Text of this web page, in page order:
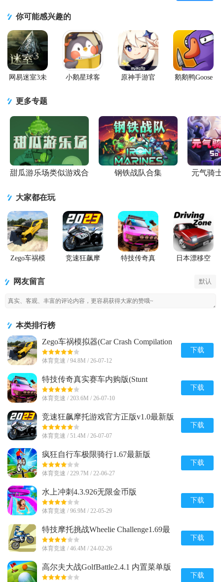
你可能感兴趣的
网易迷室3未
小鹅星球客
原神手游官
鹅鹅鸭Goose
更多专题
甜瓜游乐场类似游戏合
钢铁战队合集 元气骑
大家都在玩
Zego车祸模
Compilation
单
竞速狂飙摩
特技传奇真
日本漂移空
网友留言 默认
本类排行榜
Zego车祸模拟器(Car Crash Compilation
Game)内置菜单1.9 安卓修改版
体育竞速 / 94.8M / 26-07-12
下载
特技传奇真实赛车内购版(Stunt
Legends)v8 安卓免付费版
体育竞速 / 203.6M / 26-07-10
下载
竞速狂飙摩托游戏官方正版v1.0最新版
体育竞速 / 51.4M / 26-07-07
下载
疯狂自行车极限骑行1.67最新版
体育竞速 / 229.7M / 22-06-27
下载
水上冲刺4.3.926无限金币版
体育竞速 / 96.9M / 22-05-29
下载
特技摩托挑战Wheelie Challenge1.69最
新版安卓版
体育竞速 / 46.4M / 24-02-26
下载
高尔夫大战GolfBattle2.4.1 内置菜单版
下载